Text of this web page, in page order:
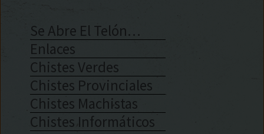
Se Abre El Telón…
Enlaces
Chistes Verdes
Chistes Provinciales
Chistes Machistas
Chistes Informáticos